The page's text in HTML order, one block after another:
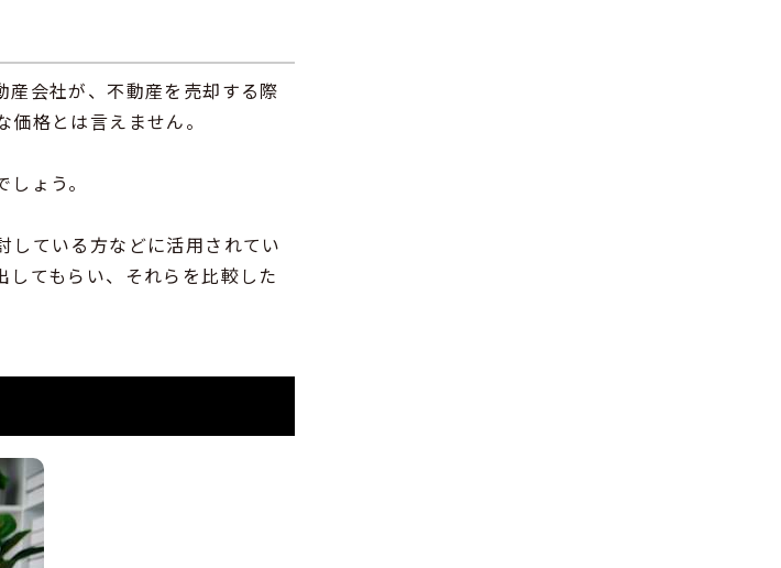
会社が、不動産を売却する際
格とは言えません。
ょう。
している方などに活用されてい
てもらい、それらを比較した